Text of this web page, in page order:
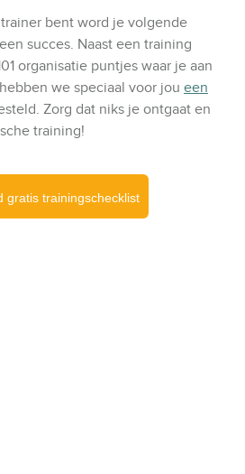
bent word je volgende
succes. Naast een training
organisatie puntjes waar je aan
we speciaal voor jou een
Zorg dat niks je ontgaat en
training!
gratis trainingschecklist